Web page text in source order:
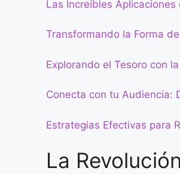
Las Increíbles Aplicaciones
Transformando la Forma
Explorando el Tesoro con
Conecta con tu Audiencia:
Estrategias Efectivas para
La